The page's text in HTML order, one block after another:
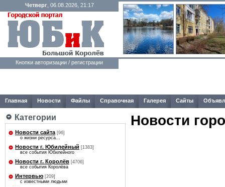
Четверг, 06.08.2026, 21:17
Кнопки авторизации / регистрации
Главная Новости Файлы Справочная Галерея Сайты
Категории
Новости сайта [96]
о жизни ресурса...
Новости г. Юбилейный [1383]
все события Юбилейного
Новости г. Королёв [4706]
все события Королёва
Интервью [209]
с известными людьми
Новости